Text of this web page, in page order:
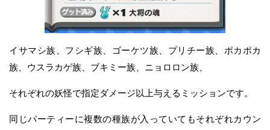
イサマシ族、フシギ族、ゴーケツ族、プリチー族、ポカポカ
族、ウスラカゲ族、ブキミー族、ニョロロン族、
それぞれの妖怪で指定ダメージ以上与えるミッションです。
同じパーティーに複数の種族が入っていてもそれぞれカウン